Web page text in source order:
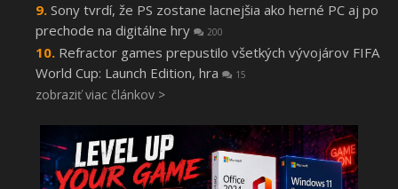
Sony tvrdí, že PS zostane lacnejšia ako herné PC aj po
prechode na digitálne hry
200
Refractor games prepustilo všetkých vývojárov FIFA
World Cup: Launch Edition, hra
15
zobraziť viac článkov >